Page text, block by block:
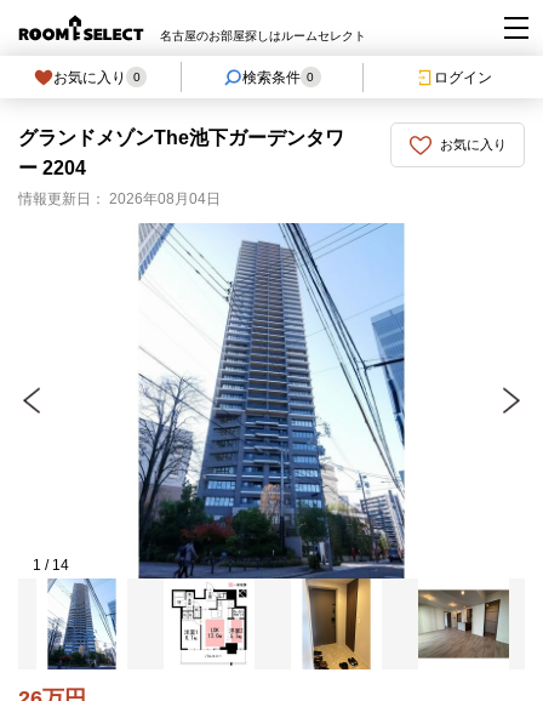
名古屋のお部屋探しはルームセレクト
お気に入り 0 検索条件 0 ログイン
お気に入り
グランドメゾンThe池下ガーデンタワ
ー 2204
情報更新日： 2026年08月04日
1 / 14